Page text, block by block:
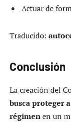
Actuar de
Traducido:
Conclusión
La creación del
busca proteger
régimenen un